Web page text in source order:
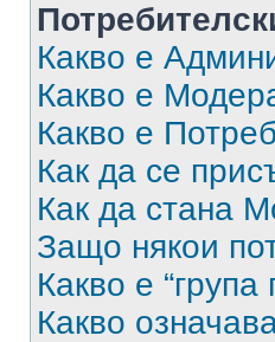
Какво е
Какво е
Какво е
Как да се
Как да стана
Защо някои
Какво е
Какво